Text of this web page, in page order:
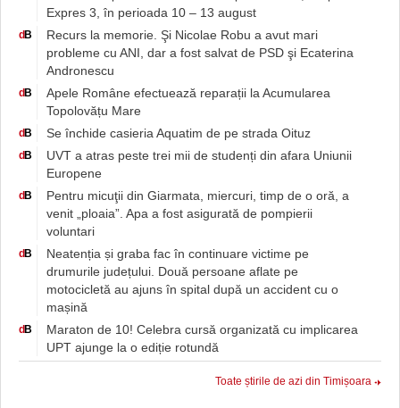
Expres 3, în perioada 10 – 13 august
d B
Recurs la memorie. Şi Nicolae Robu a avut mari
probleme cu ANI, dar a fost salvat de PSD şi Ecaterina
Andronescu
d B
Apele Române efectuează reparații la Acumularea
Topolovățu Mare
d B Se închide casieria Aquatim de pe strada Oituz
d B
UVT a atras peste trei mii de studenți din afara Uniunii
Europene
d B
Pentru micuţii din Giarmata, miercuri, timp de o oră, a
venit „ploaia”. Apa a fost asigurată de pompierii
voluntari
d B
Neatenția și graba fac în continuare victime pe
drumurile județului. Două persoane aflate pe
motocicletă au ajuns în spital după un accident cu o
mașină
d B
Maraton de 10! Celebra cursă organizată cu implicarea
UPT ajunge la o ediție rotundă
Toate știrile de azi din Timișoara